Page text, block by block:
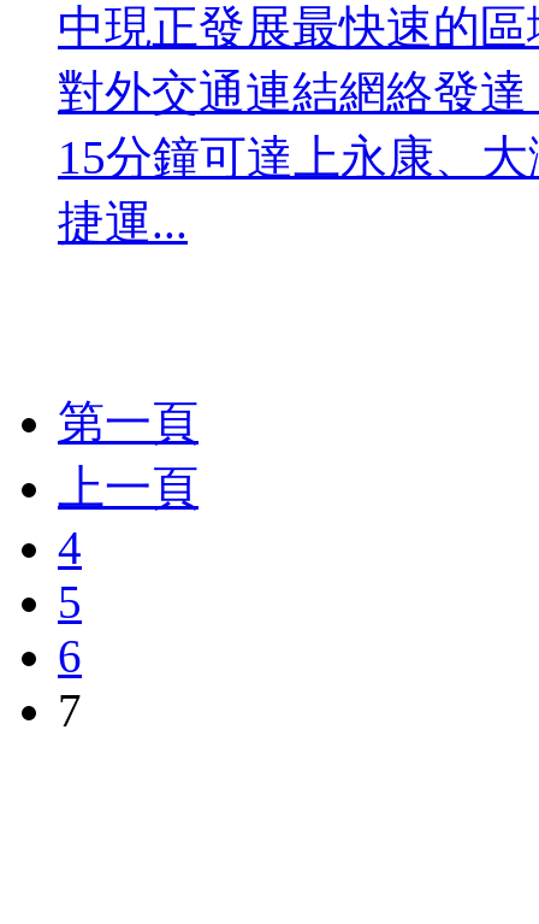
中現正發展最快速的
對外交通連結網絡發
15分鐘可達上永康、
捷運...
第一頁
上一頁
4
5
6
7